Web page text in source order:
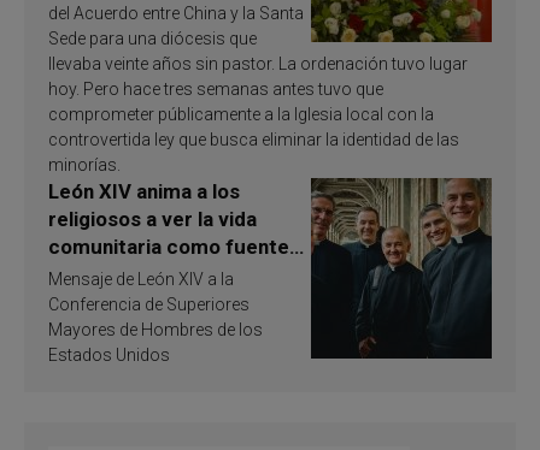
del Acuerdo entre China y la Santa
Sede para una diócesis que
llevaba veinte años sin pastor. La ordenación tuvo lugar
hoy. Pero hace tres semanas antes tuvo que
comprometer públicamente a la Iglesia local con la
controvertida ley que busca eliminar la identidad de las
minorías.
León XIV anima a los
religiosos a ver la vida
comunitaria como fuente
de inspiración y
santificación
Mensaje de León XIV a la
Conferencia de Superiores
Mayores de Hombres de los
Estados Unidos